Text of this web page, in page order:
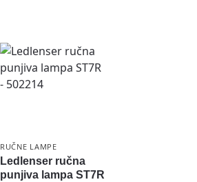
RUČNE LAMPE
Ledlenser ručna
punjiva lampa ST7R